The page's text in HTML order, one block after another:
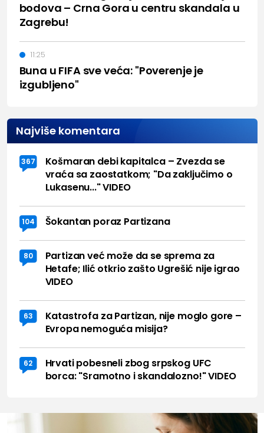
bodova – Crna Gora u centru skandala u
Zagrebu!
Buna u FIFA sve veća: "Poverenje je
izgubljeno"
11:25
Najviše komentara
367
Košmaran debi kapitalca – Zvezda se
vraća sa zaostatkom; "Da zaključimo o
Lukasenu..." VIDEO
104 Šokantan poraz Partizana
80
Partizan već može da se sprema za
Hetafe; Ilić otkrio zašto Ugrešić nije igrao
VIDEO
63
Katastrofa za Partizan, nije moglo gore –
Evropa nemoguća misija?
62
Hrvati pobesneli zbog srpskog UFC
borca: "Sramotno i skandalozno!" VIDEO